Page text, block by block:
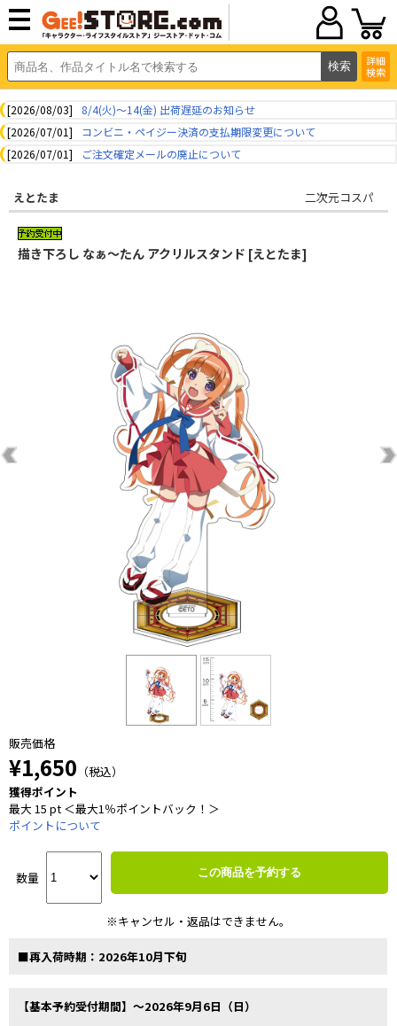
詳細
検索
[2026/08/03]
8/4(火)～14(金) 出荷遅延のお知らせ
[2026/07/01]
コンビニ・ペイジー決済の支払期限変更について
[2026/07/01]
ご注文確定メールの廃止について
えとたま 二次元コスパ
描き下ろし なぁ～たん アクリルスタンド [えとたま]
販売価格
¥1,650 （税込）
獲得ポイント
最大 15 pt ＜最大1％ポイントバック！＞
ポイントについて
数量 この商品を予約する
※キャンセル・返品はできません。
■再入荷時期：2026年10月下旬
【基本予約受付期間】～2026年9月6日（日）